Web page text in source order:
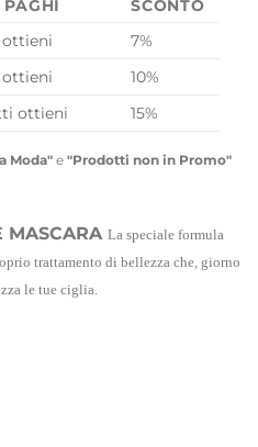
SCONTO
ottieni
7%
ottieni
10%
ottieni
15%
Moda" e "Prodotti non in Promo"
MASCARA La speciale formula
trattamento di bellezza che, giorno
le tue ciglia.